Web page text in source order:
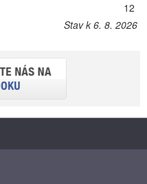
12
Stav k 6. 8. 2026